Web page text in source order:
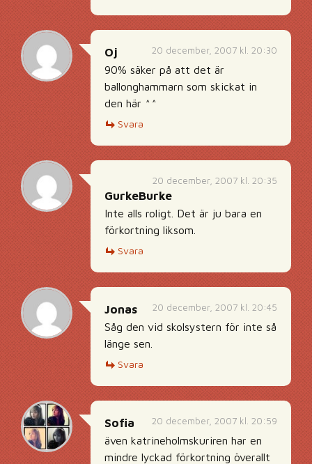
20 december, 2007 kl. 20:30
Oj
90% säker på att det är
ballonghammarn som skickat in
den här ^^
Svara
20 december, 2007 kl. 20:35
GurkeBurke
Inte alls roligt. Det är ju bara en
förkortning liksom.
Svara
20 december, 2007 kl. 20:45
Jonas
Såg den vid skolsystern för inte så
länge sen.
Svara
20 december, 2007 kl. 20:59
Sofia
även katrineholmskuriren har en
mindre lyckad förkortning överallt